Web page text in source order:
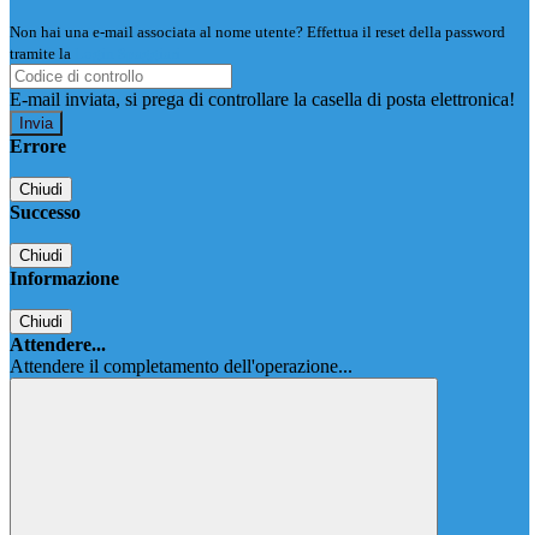
Non hai una e-mail associata al nome utente? Effettua il reset della password
tramite la
E-mail inviata, si prega di controllare la casella di posta elettronica!
Errore
Chiudi
Successo
Chiudi
Informazione
Chiudi
Attendere...
Attendere il completamento dell'operazione...